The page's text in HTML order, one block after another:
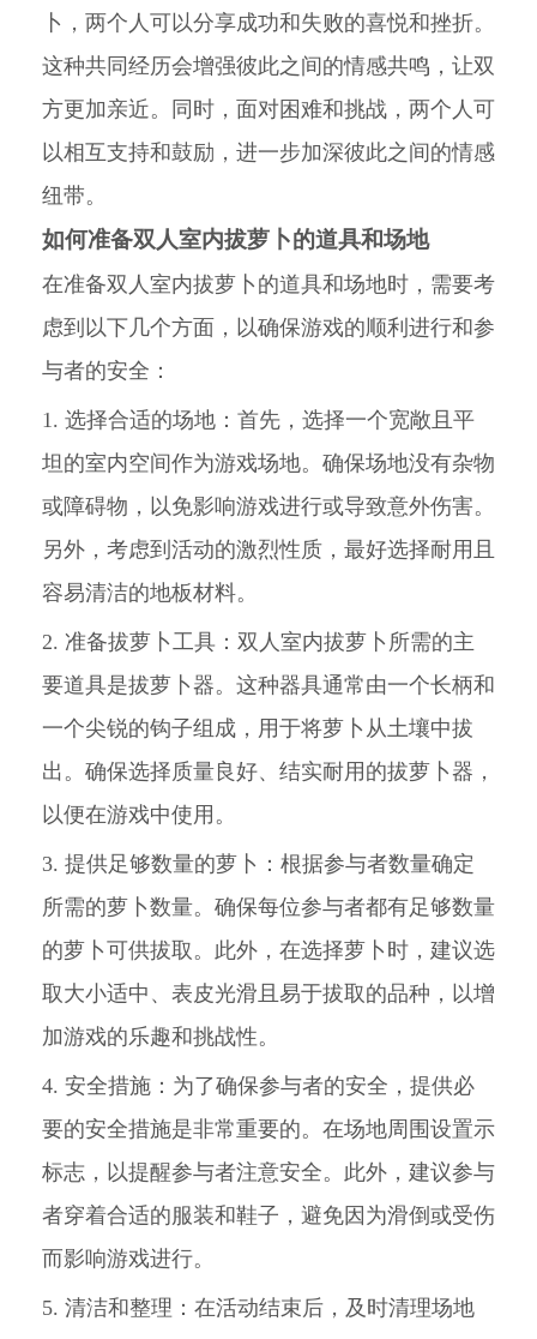
卜，两个人可以分享成功和失败的喜悦和挫折。
这种共同经历会增强彼此之间的情感共鸣，让双
方更加亲近。同时，面对困难和挑战，两个人可
以相互支持和鼓励，进一步加深彼此之间的情感
纽带。
如何准备双人室内拔萝卜的道具和场地
在准备双人室内拔萝卜的道具和场地时，需要考
虑到以下几个方面，以确保游戏的顺利进行和参
与者的安全：
1. 选择合适的场地：首先，选择一个宽敞且平
坦的室内空间作为游戏场地。确保场地没有杂物
或障碍物，以免影响游戏进行或导致意外伤害。
另外，考虑到活动的激烈性质，最好选择耐用且
容易清洁的地板材料。
2. 准备拔萝卜工具：双人室内拔萝卜所需的主
要道具是拔萝卜器。这种器具通常由一个长柄和
一个尖锐的钩子组成，用于将萝卜从土壤中拔
出。确保选择质量良好、结实耐用的拔萝卜器，
以便在游戏中使用。
3. 提供足够数量的萝卜：根据参与者数量确定
所需的萝卜数量。确保每位参与者都有足够数量
的萝卜可供拔取。此外，在选择萝卜时，建议选
取大小适中、表皮光滑且易于拔取的品种，以增
加游戏的乐趣和挑战性。
4. 安全措施：为了确保参与者的安全，提供必
要的安全措施是非常重要的。在场地周围设置示
标志，以提醒参与者注意安全。此外，建议参与
者穿着合适的服装和鞋子，避免因为滑倒或受伤
而影响游戏进行。
5. 清洁和整理：在活动结束后，及时清理场地